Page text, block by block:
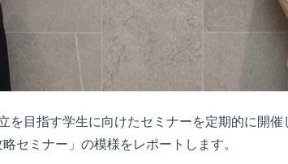
を目指す学生に向けたセミナーを定期的に開
セミナー」の模様をレポートします。